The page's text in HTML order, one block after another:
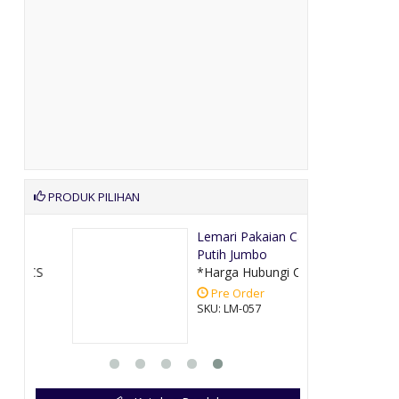
PRODUK PILIHAN
Lemari Pakaian Cat
Putih Jumbo
*Harga Hubungi CS
Pre Order
SKU: LM-057